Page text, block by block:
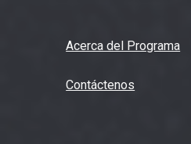
Acerca del Programa
Contáctenos